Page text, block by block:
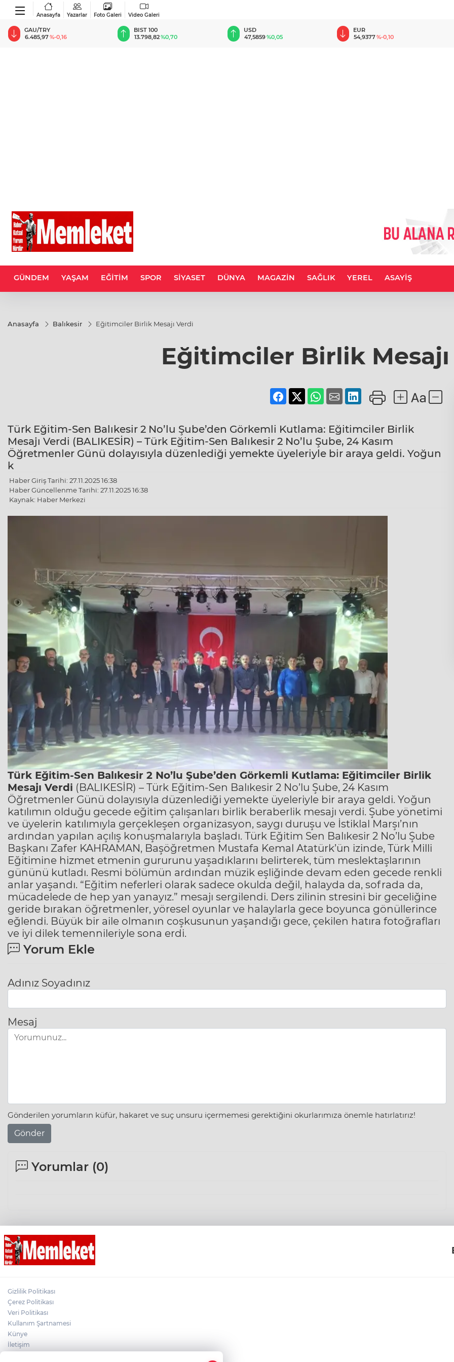
Anasayfa Yazarlar Foto Galeri Video Galeri
BIST 100
13.798,82%0,70
USD
47,5859%0,05
EUR
54,9377%-0,10
GBP
64,1313%0,11
GÜNDEM YAŞAM EĞİTİM SPOR SİYASET DÜNYA MAGAZİN SAĞLIK YEREL ASAYİŞ
Anasayfa Balıkesir Eğitimciler Birlik Mesajı Verdi
Eğitimciler Birlik
Türk Eğitim-Sen Balıkesir 2 No’lu Şube’den Görkemli Kutlama: Eğitimciler Birlik
Mesajı Verdi (BALIKESİR) – Türk Eğitim-Sen Balıkesir 2 No’lu Şube, 24 Kasım
Öğretmenler Günü dolayısıyla düzenlediği yemekte üyeleriyle bir araya geldi. Yoğun
k
Haber Giriş Tarihi: 27.11.2025 16:38
Haber Güncellenme Tarihi: 27.11.2025 16:38
Kaynak: Haber Merkezi
Türk Eğitim-Sen Balıkesir 2 No’lu Şube’den Görkemli Kutlama: Eğitimciler Birlik
Mesajı Verdi (BALIKESİR) – Türk Eğitim-Sen Balıkesir 2 No’lu Şube, 24 Kasım
Öğretmenler Günü dolayısıyla düzenlediği yemekte üyeleriyle bir araya geldi. Yoğun
katılımın olduğu gecede eğitim çalışanları birlik beraberlik mesajı verdi. Şube yönetimi
ve üyelerin katılımıyla gerçekleşen organizasyon, saygı duruşu ve İstiklal Marşı’nın
ardından yapılan açılış konuşmalarıyla başladı. Türk Eğitim Sen Balıkesir 2 No’lu Şube
Başkanı Zafer KAHRAMAN, Başöğretmen Mustafa Kemal Atatürk’ün izinde, Türk Milli
Eğitimine hizmet etmenin gururunu yaşadıklarını belirterek, tüm meslektaşlarının
gününü kutladı. Resmi bölümün ardından müzik eşliğinde devam eden gecede renkli
anlar yaşandı. “Eğitim neferleri olarak sadece okulda değil, halayda da, sofrada da,
mücadelede de hep yan yanayız.” mesajı sergilendi. Ders zilinin stresini bir geceliğine
geride bırakan öğretmenler, yöresel oyunlar ve halaylarla gece boyunca gönüllerince
eğlendi. Büyük bir aile olmanın coşkusunun yaşandığı gece, çekilen hatıra fotoğrafları
ve iyi dilek temennileriyle sona erdi.
Yorum Ekle
Adınız Soyadınız
Mesaj
Gönderilen yorumların küfür, hakaret ve suç unsuru içermemesi gerektiğini okurlarımıza önemle hatırlatırız!
Gönder
Yorumlar (0)
Gizlilik Politikası
Çerez Politikası
Veri Politikası
Kullanım Şartnamesi
Künye
İletişim